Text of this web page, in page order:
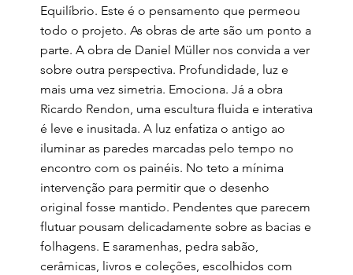
Equilíbrio. Este é o pensamento que permeou
todo o projeto. As obras de arte são um ponto a
parte. A obra de Daniel Müller nos convida a ver
sobre outra perspectiva. Profundidade, luz e
mais uma vez simetria. Emociona. Já a obra
Ricardo Rendon, uma escultura fluida e interativa
é leve e inusitada. A luz enfatiza o antigo ao
iluminar as paredes marcadas pelo tempo no
encontro com os painéis. No teto a mínima
intervenção para permitir que o desenho
original fosse mantido. Pendentes que parecem
flutuar pousam delicadamente sobre as bacias e
folhagens. E saramenhas, pedra sabão,
cerâmicas, livros e coleções, escolhidos com